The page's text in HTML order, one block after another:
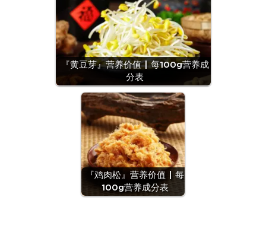
『黄豆芽』营养价值 | 每100g营养成
分表
『鸡肉松』营养价值 | 每
100g营养成分表